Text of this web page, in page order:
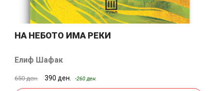
НА НЕБОТО ИМА РЕКИ
Елиф Шафак
650 ден. 390 ден. -260 ден.